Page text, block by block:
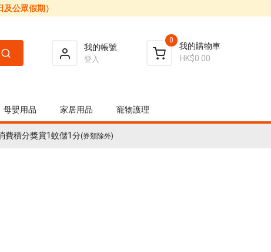
公眾假期）
我的帳號
登入
我的購物車
0
HK$0.00
母嬰用品 家居用品 寵物護理
費積分獎賞1蚊儲1分(券類除外)